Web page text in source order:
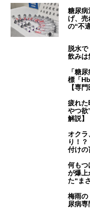
糖尿病
げ、
の“不
脱水
飲み
「糖
標「
【専
疲れ
やつ欲
解説】
オクラ
り！
付けの
何もつ
が爆
た“ま
梅雨
尿病